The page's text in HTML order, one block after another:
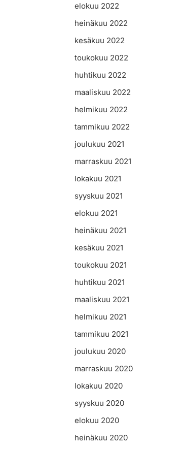
elokuu 2022
heinäkuu 2022
kesäkuu 2022
toukokuu 2022
huhtikuu 2022
maaliskuu 2022
helmikuu 2022
tammikuu 2022
joulukuu 2021
marraskuu 2021
lokakuu 2021
syyskuu 2021
elokuu 2021
heinäkuu 2021
kesäkuu 2021
toukokuu 2021
huhtikuu 2021
maaliskuu 2021
helmikuu 2021
tammikuu 2021
joulukuu 2020
marraskuu 2020
lokakuu 2020
syyskuu 2020
elokuu 2020
heinäkuu 2020